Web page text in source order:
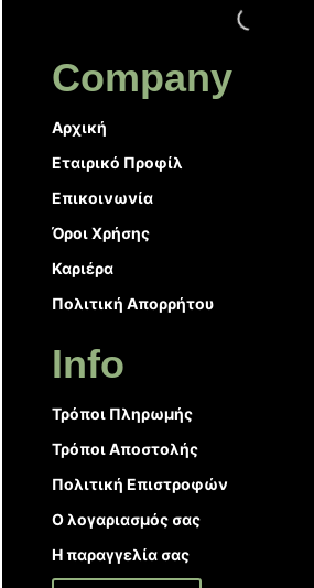
Company
Αρχική
Εταιρικό Προφίλ
Επικοινωνία
Όροι Χρήσης
Καριέρα
Πολιτική Απορρήτου
Info
Τρόποι Πληρωμής
Τρόποι Αποστολής
Πολιτική Επιστροφών
Ο λογαριασμός σας
Η παραγγελία σας